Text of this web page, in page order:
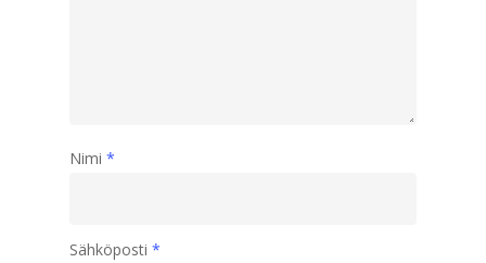
Nimi *
Sähköposti *